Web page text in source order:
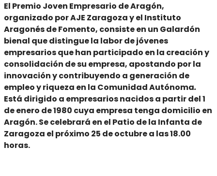
El Premio Joven Empresario de Aragón,
organizado por AJE Zaragoza y el Instituto
Aragonés de Fomento, consiste en un Galardón
bienal que distingue la labor de jóvenes
empresarios que han participado en la creación y
consolidación de su empresa, apostando por la
innovación y contribuyendo a generación de
empleo y riqueza en la Comunidad Autónoma.
Está dirigido a empresarios nacidos a partir del 1
de enero de 1980 cuya empresa tenga domicilio en
Aragón.Se celebrará en el Patio de la Infanta de
Zaragoza el próximo 25 de octubre a las 18.00
horas.